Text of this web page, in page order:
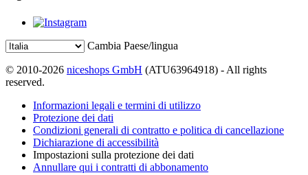
Cambia Paese/lingua
© 2010-2026 niceshops GmbH (ATU63964918) - All rights
reserved.
Informazioni legali e termini di utilizzo
Protezione dei dati
Condizioni generali di contratto e politica di cancellazione
Dichiarazione di accessibilità
Impostazioni sulla protezione dei dati
Annullare qui i contratti di abbonamento